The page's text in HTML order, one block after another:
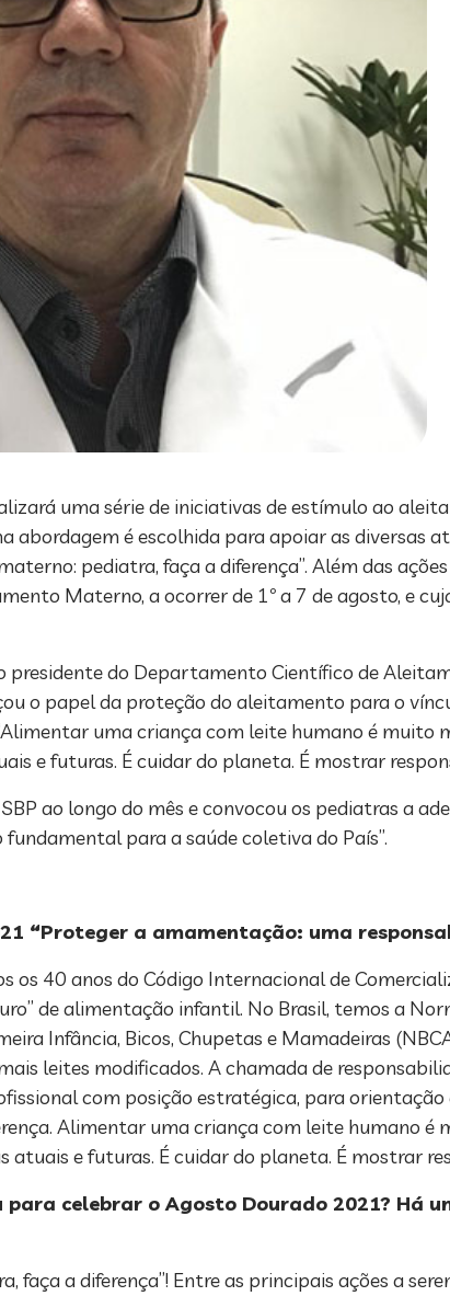
uma série de iniciativas de estímulo ao
abordagem é escolhida para apoiar as diversas
pediatra, faça a diferença”. Além das
Materno, a ocorrer de 1º a 7 de agosto, e
presidente do Departamento Científico de
o papel da proteção do aleitamento para o
uma criança com leite humano é muito
e futuras. É cuidar do planeta. É mostrar
ao longo do mês e convocou os pediatras a
para a saúde coletiva do País”.
“Proteger a amamentação: uma
os 40 anos do Código Internacional de
de alimentação infantil. No Brasil, temos a
Infância, Bicos, Chupetas e Mamadeiras
leites modificados. A chamada de
com posição estratégica, para
Alimentar uma criança com leite humano é
e futuras. É cuidar do planeta. É mostrar
para celebrar o Agosto Dourado 2021? Há
a diferença”! Entre as principais ações a